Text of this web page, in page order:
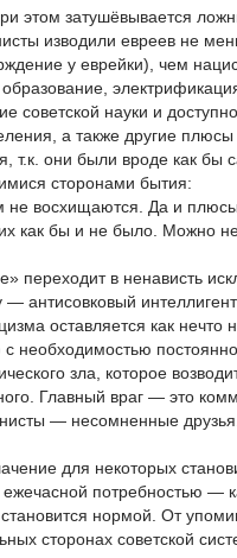
этом затушёвывается
изводили евреев не
у еврейки), чем
советской науки и
а также другие плюсы
т.к. они были вроде как бы
сторонами бытия:
не восхищаются. Да и
как бы и не было. Можно
переходит в ненависть
― антисовковый
оставляется как нечто
необходимостью
зла, которое
Главный враг — это
— несомненные друзья.
для некоторых
потребностью ―
нормой. От
сторонах советской